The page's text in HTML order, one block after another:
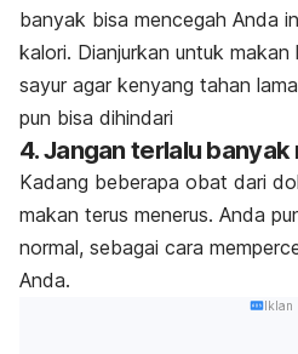
banyak bisa mencegah Anda
kalori. Dianjurkan untuk
sayur agar kenyang tahan
pun bisa dihindari
4. Jangan terlalu banyak
Kadang beberapa obat dari
makan terus menerus. Anda
normal, sebagai cara
Anda.
Iklan